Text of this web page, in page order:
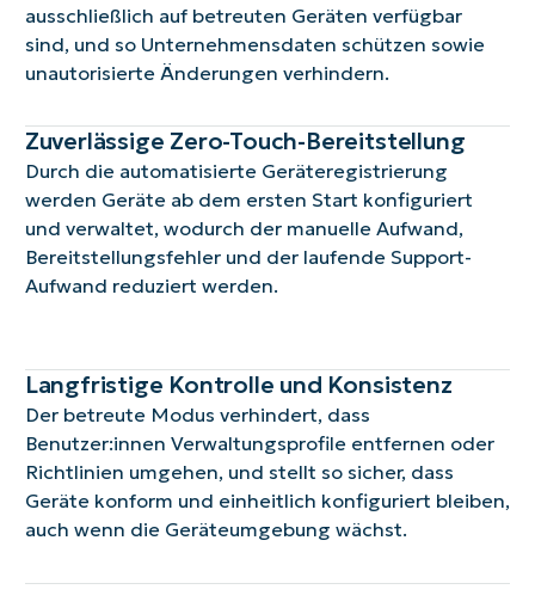
ausschließlich auf betreuten Geräten verfügbar
sind, und so Unternehmensdaten schützen sowie
unautorisierte Änderungen verhindern.
Zuverlässige Zero-Touch-Bereitstellung
Durch die automatisierte Geräteregistrierung
werden Geräte ab dem ersten Start konfiguriert
und verwaltet, wodurch der manuelle Aufwand,
Bereitstellungsfehler und der laufende Support-
Aufwand reduziert werden.
Langfristige Kontrolle und Konsistenz
Der betreute Modus verhindert, dass
Benutzer:innen Verwaltungsprofile entfernen oder
Richtlinien umgehen, und stellt so sicher, dass
Geräte konform und einheitlich konfiguriert bleiben,
auch wenn die Geräteumgebung wächst.